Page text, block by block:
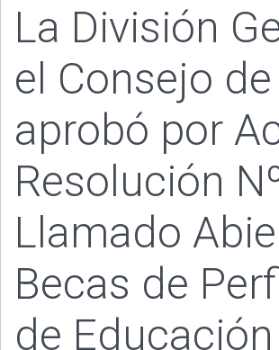
La División
el Consejo
aprobó por
Resolución
Llamado
Becas de
de